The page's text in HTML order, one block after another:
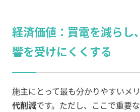
経済価値：買電を減らし
響を受けにくくする
施主にとって最も分かりやすいメ
代削減です。ただし、ここで重要